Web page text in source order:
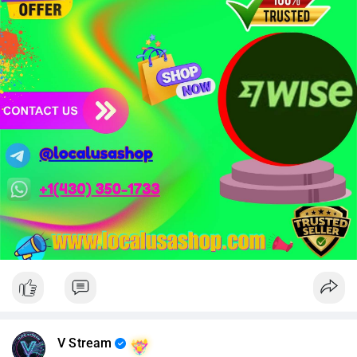
mật token hóa tài sản Wall Street trị giá 530 triệu USD.
Nhà đầu tư nên thận trọng với đòn bẩy cao khi Funding Rate
BTC chỉ ở mức 0.0035%. Vùng Fear hiện tại có thể là cơ hội
tích lũy dài hạn nhưng cần chờ xác nhận dòng tiền.
Xem chi tiết các bài viết đầy đủ tại dòng thời gian của Vlike.vn!
#whalealertbtc #clarityact #lightningexploit #bybitlazarus
#xrpledger
V Stream